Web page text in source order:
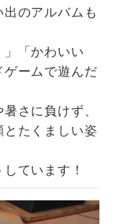
のアルバムも
「かわいい
ゲームで遊んだ
さに負けず、
とたくましい姿
ています！